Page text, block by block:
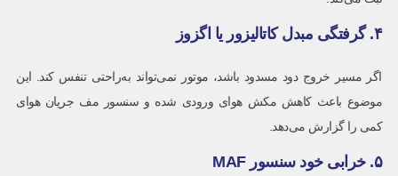
۴. گرفتگی مبدل کاتالیزور یا اگزوز
اگر مسیر خروج دود مسدود باشد، موتور نمی‌تواند به‌راحتی تنفس کند. این
موضوع باعث کاهش مکش هوای ورودی شده و سنسور مف جریان هوای
کمی را گزارش می‌دهد.
۵. خرابی خود سنسور MAF